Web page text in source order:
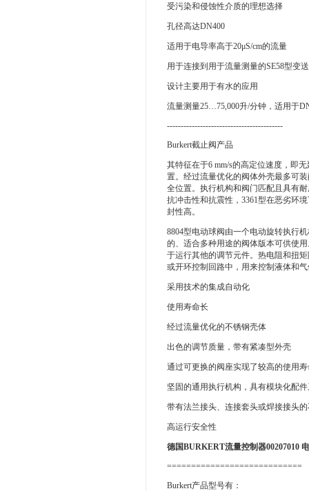
受污染和侵蚀性介质的理想选择
孔径高达DN400
适用于电导率高于20μS/cm的流量
用于连接到用于流量测量的SE58型变
设计主要用于有水的应用
流量测量25…75,000升/分钟，适用于
------------------------------------------
Burkert截止阀产品
其特征在于6 mm/s的高定位速度，即
置。经过流量优化的阀体外壳最多可
全位置。执行机构和阀门匹配且具有
抗冲击性和抗震性，3361型在恶劣环
封性高。
8804型电动球阀由一个电动旋转执行
的、适合多种用途的阀体版本可供使
于运行其他的调节元件。热电阻和扭
或开环控制回路中，用来控制液体和
采用技术的集成自动化
使用寿命长
经过流量优化的不锈钢壳体
出色的调节质量，带有紧凑型外壳
通过可更换的阀座实现了较高的使用
坚固的通用执行机构，具有模块化配
带有法兰接头、连接套头或焊接接头
高运行安全性
德国BURKERT流量控制器00207010
============================
Burkert产品型号有：